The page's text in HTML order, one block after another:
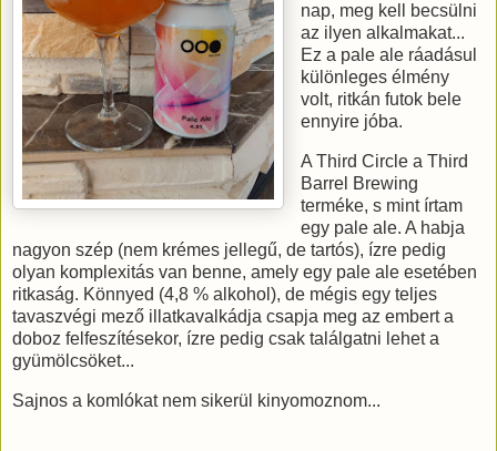
nap, meg kell becsülni
az ilyen alkalmakat...
Ez a pale ale ráadásul
különleges élmény
volt, ritkán futok bele
ennyire jóba.
A Third Circle a Third
Barrel Brewing
terméke, s mint írtam
egy pale ale. A habja
nagyon szép (nem krémes jellegű, de tartós), ízre pedig
olyan komplexitás van benne, amely egy pale ale esetében
ritkaság. Könnyed (4,8 % alkohol), de mégis egy teljes
tavaszvégi mező illatkavalkádja csapja meg az embert a
doboz felfeszítésekor, ízre pedig csak találgatni lehet a
gyümölcsöket...
Sajnos a komlókat nem sikerül kinyomoznom...